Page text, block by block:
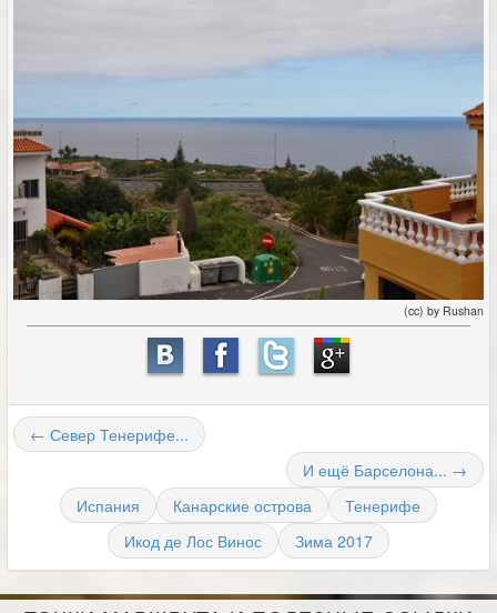
(cc) by Rushan
← Север Тенерифе...
И ещё Барселона... →
Испания
Канарские острова
Тенерифе
Икод де Лос Винос
Зима 2017